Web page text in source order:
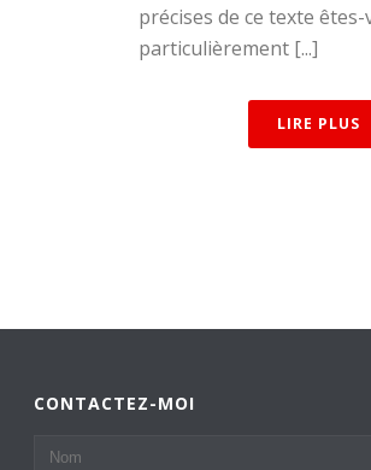
précises de ce texte
particulièrement [...]
LIRE PLUS
CONTACTEZ-MOI